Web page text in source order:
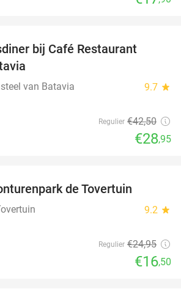
bij Café Restaurant
van Batavia 9.7 star
Regulier €42,50
€28,95
de Tovertuin
9.2 star
Regulier €24,95
€16,50